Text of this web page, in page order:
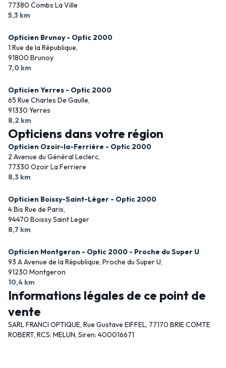
77380 Combs La Ville
5,3 km
Opticien Brunoy - Optic 2000
1 Rue de la République,
91800 Brunoy
7,0 km
Opticien Yerres - Optic 2000
65 Rue Charles De Gaulle,
91330 Yerres
8,2 km
Opticiens dans votre région
Opticien Ozoir-la-Ferrière - Optic 2000
2 Avenue du Général Leclerc,
77330 Ozoir La Ferriere
8,3 km
Opticien Boissy-Saint-Léger - Optic 2000
4 Bis Rue de Paris,
94470 Boissy Saint Leger
8,7 km
Opticien Montgeron - Optic 2000 - Proche du Super U
93 A Avenue de la République, Proche du Super U,
91230 Montgeron
10,4 km
Informations légales de ce point de
vente
SARL FRANCI OPTIQUE, Rue Gustave EIFFEL, 77170 BRIE COMTE
ROBERT, RCS: MELUN, Siren: 400016671